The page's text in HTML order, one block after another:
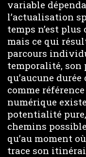
variable
l’actualisation
temps n’est plus
mais ce qui
parcours
temporalité, son
qu’aucune
comme référence
numérique
potentialité
chemins
qu’au moment
trace son